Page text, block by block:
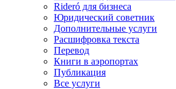
Rideró для бизнеса
Юридический советник
Дополнительные услуги
Расшифровка текста
Перевод
Книги в аэропортах
Публикация
Все услуги